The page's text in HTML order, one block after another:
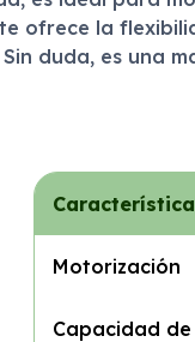
ofrece la
duda, es una
Motorización
Capacidad